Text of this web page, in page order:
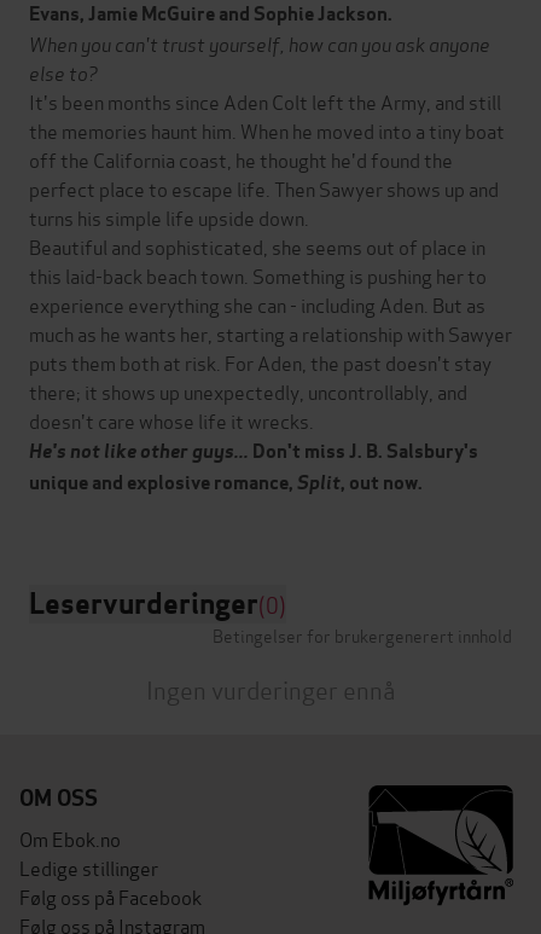
Evans, Jamie McGuire and Sophie Jackson.
When you can't trust yourself, how can you ask anyone
else to?
It's been months since Aden Colt left the Army, and still
the memories haunt him. When he moved into a tiny boat
off the California coast, he thought he'd found the
perfect place to escape life. Then Sawyer shows up and
turns his simple life upside down.
Beautiful and sophisticated, she seems out of place in
this laid-back beach town. Something is pushing her to
experience everything she can - including Aden. But as
much as he wants her, starting a relationship with Sawyer
puts them both at risk. For Aden, the past doesn't stay
there; it shows up unexpectedly, uncontrollably, and
doesn't care whose life it wrecks.
He's not like other guys... Don't miss J. B. Salsbury's
unique and explosive romance, Split, out now.
Leservurderinger(0)
Betingelser for brukergenerert innhold
Ingen vurderinger ennå
OM OSS
Om Ebok.no
Ledige stillinger
Følg oss på Facebook
Følg oss på Instagram